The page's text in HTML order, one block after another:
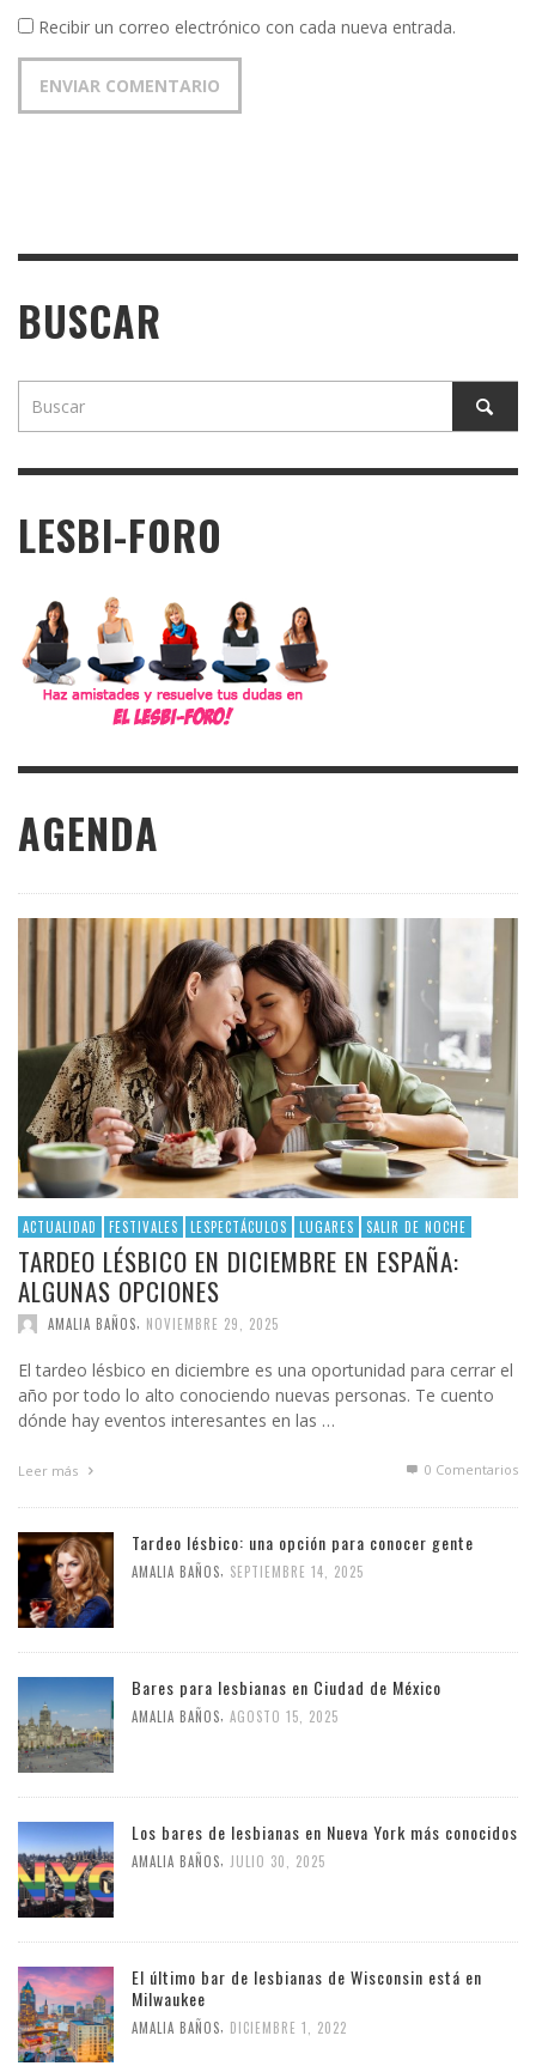
Recibir un correo electrónico con cada nueva entrada.
BUSCAR
LESBI-FORO
AGENDA
ACTUALIDAD FESTIVALES LESPECTÁCULOS LUGARES SALIR DE NOCHE
TARDEO LÉSBICO EN DICIEMBRE EN ESPAÑA:
ALGUNAS OPCIONES
AMALIA BAÑOS NOVIEMBRE 29, 2025
El tardeo lésbico en diciembre es una oportunidad para cerrar el
año por todo lo alto conociendo nuevas personas. Te cuento
dónde hay eventos interesantes en las …
Leer más 0 Comentarios
Tardeo lésbico: una opción para conocer gente
AMALIA BAÑOS SEPTIEMBRE 14, 2025
Bares para lesbianas en Ciudad de México
AMALIA BAÑOS AGOSTO 15, 2025
Los bares de lesbianas en Nueva York más conocidos
AMALIA BAÑOS JULIO 30, 2025
El último bar de lesbianas de Wisconsin está en
Milwaukee
AMALIA BAÑOS DICIEMBRE 1, 2022